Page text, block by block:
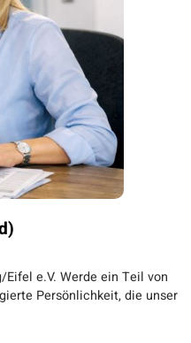
e.V. Werde ein Teil von
Persönlichkeit, die unser